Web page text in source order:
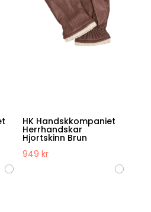
HK Handskkompaniet
Herrhandskar
Hjortskinn Brun
949kr